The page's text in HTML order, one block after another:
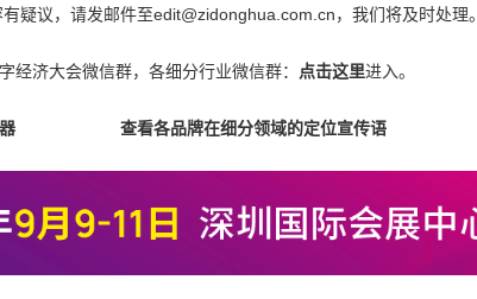
疑议，请发邮件至edit@zidonghua.com.cn，我们将及时处理。
经济大会微信群，各细分行业微信群： 点击这里进入。
查看各品牌在细分领域的定位宣传语